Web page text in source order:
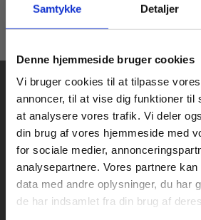
Samtykke Detaljer
Denne hjemmeside bruger cookies
Vi bruger cookies til at tilpasse
annoncer, til at vise dig funktioner til
at analysere vores trafik. Vi deler
din brug af vores hjemmeside med
for sociale medier,
analysepartnere. Vores partnere
data med andre oplysninger, du har
de har indsamlet fra din brug af
Praxis Forlag A/S
CVR 41280921
Køb læremidler og find
Fortsæt som:
For privatkunder og
studerende. Du får
vist priser inkl.
For
får